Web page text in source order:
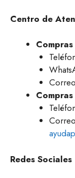
Centro de
Redes Sociales